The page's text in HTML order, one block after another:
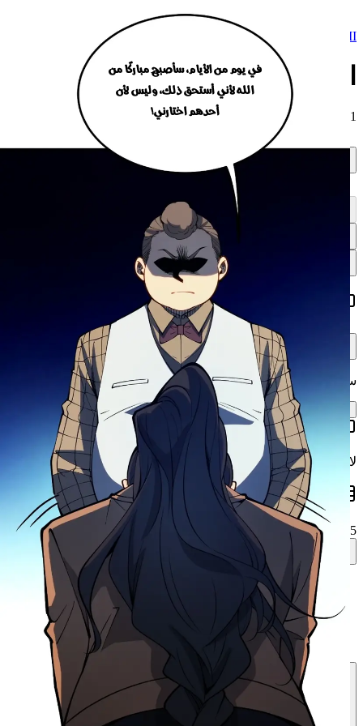
All-Class Awakening: King Slayer II
الفصل 6
1
سجّل دخولك لكتابة التعليقات والانضمام للمجتمع.
تسجيل الدخول
لا تعليقات حتى الآن. كن أول من يبدأ النقاش.
الصفحات
5 / 14 محمّلة
أنا أختارها كمباركة الإله!
لوك كينغ
لا أريدها أن تكون مباركة إلهي!
هل تحتاج إلى واحد؟
لقد رتب لنفسه فقط ليحظى
ببعض الرفقة في الليالي
الوحيدة!
رجاءً، هذا لا علاقة له
في يوم من الأيام، سأصبح مباركًا من
الله لأني أستحق ذلك، وليس لأن
أحدهم اختارني!